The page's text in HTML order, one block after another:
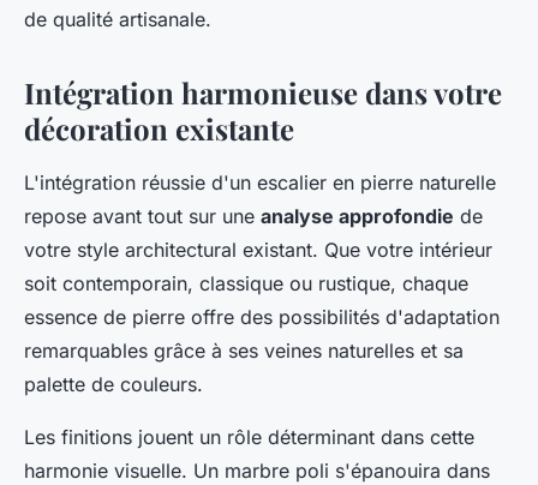
de qualité artisanale.
Intégration harmonieuse dans votre
décoration existante
L'intégration réussie d'un escalier en pierre naturelle
repose avant tout sur une analyse approfondie de
votre style architectural existant. Que votre intérieur
soit contemporain, classique ou rustique, chaque
essence de pierre offre des possibilités d'adaptation
remarquables grâce à ses veines naturelles et sa
palette de couleurs.
Les finitions jouent un rôle déterminant dans cette
harmonie visuelle. Un marbre poli s'épanouira dans